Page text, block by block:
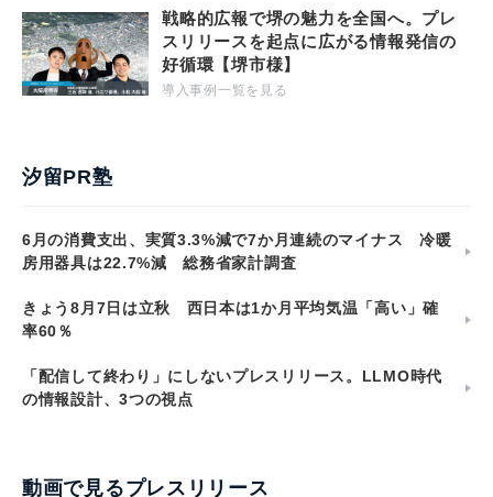
戦略的広報で堺の魅力を全国へ。プレ
スリリースを起点に広がる情報発信の
好循環【堺市様】
導入事例一覧を見る
汐留PR塾
6月の消費支出、実質3.3%減で7か月連続のマイナス 冷暖
房用器具は22.7%減 総務省家計調査
きょう8月7日は立秋 西日本は1か月平均気温「高い」確
率60％
「配信して終わり」にしないプレスリリース。LLMO時代
の情報設計、3つの視点
動画で見るプレスリリース